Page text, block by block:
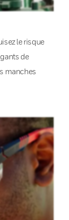
le risque
de
manches